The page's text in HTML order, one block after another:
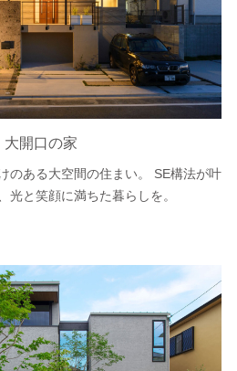
大開口の家
のある大空間の住まい。 SE構法が叶
光と笑顔に満ちた暮らしを。